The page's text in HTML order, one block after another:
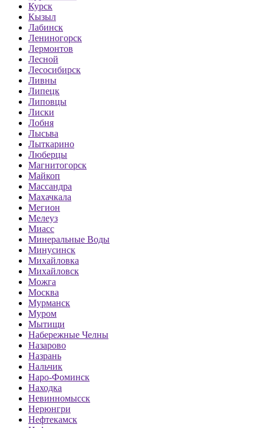
Курск
Кызыл
Лабинск
Лениногорск
Лермонтов
Лесной
Лесосибирск
Ливны
Липецк
Липовцы
Лиски
Лобня
Лысьва
Лыткарино
Люберцы
Магнитогорск
Майкоп
Массандра
Махачкала
Мегион
Мелеуз
Миасс
Минеральные Воды
Минусинск
Михайловка
Михайловск
Можга
Москва
Мурманск
Муром
Мытищи
Набережные Челны
Назарово
Назрань
Нальчик
Наро-Фоминск
Находка
Невинномысск
Нерюнгри
Нефтекамск